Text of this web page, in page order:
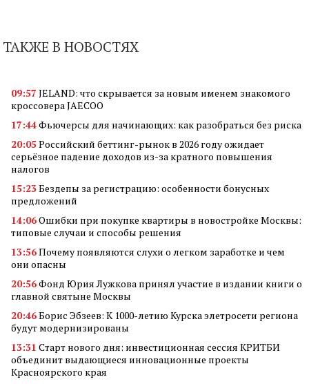
ТАКЖЕ В НОВОСТЯХ
09:57 JELAND: что скрывается за новым именем знакомого
кроссовера JAECOO
17:44Фьючерсы для начинающих: как разобраться без риска
20:05Российский беттинг-рынок в 2026 году ожидает
серьёзное падение доходов из-за кратного повышения
налогов
15:23Бездепы за регистрацию: особенности бонусных
предложений
14:06Ошибки при покупке квартиры в новостройке Москвы:
типовые случаи и способы решения
13:56Почему появляются слухи о легком заработке и чем
они опасны
20:56Фонд Юрия Лужкова принял участие в издании книги о
главной святыне Москвы
20:46Борис Эбзеев: К 1000-летию Курска элетросети региона
будут модернизированы
13:31 Старт нового дня: инвестиционная сессия КРИТБИ
объединит выдающиеся инновационные проекты
Красноярского края